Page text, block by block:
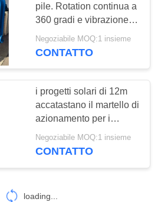
pile. Rotation continua a
360 gradi e vibrazione
ad alta frequenza per siti
di lavoro confinati.
Negoziabile MOQ:1 insieme
CONTATTO
i progetti solari di 12m
accatastano il martello di
azionamento per i
progetti del fondamento
Negoziabile MOQ:1 insieme
CONTATTO
loading...